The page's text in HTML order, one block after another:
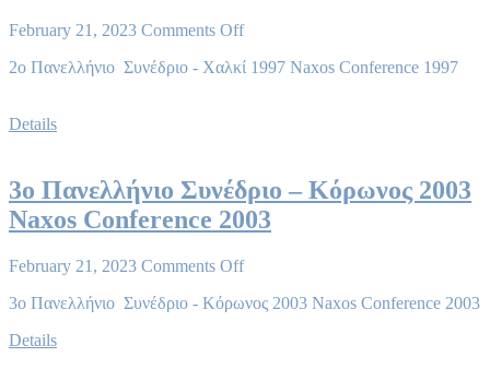
February 21, 2023 Comments Off
2ο Πανελλήνιο Συνέδριο - Χαλκί 1997 Naxos Conference 1997
Details
3ο Πανελλήνιο Συνέδριο – Κόρωνος 2003
Naxos Conference 2003
February 21, 2023 Comments Off
3ο Πανελλήνιο Συνέδριο - Κόρωνος 2003 Naxos Conference 2003
Details